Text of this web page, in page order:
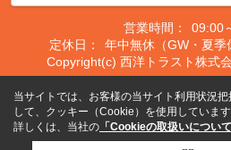
営業時間：
09:00
定休日：
年中無休（GW・夏季
Copyright(c) 西洋トラスト株式
当サイトでは、お客様の当サイト利用状況
して、クッキー（Cookie）を使用しています
詳しくは、当社の 「Cookieの取扱いについて